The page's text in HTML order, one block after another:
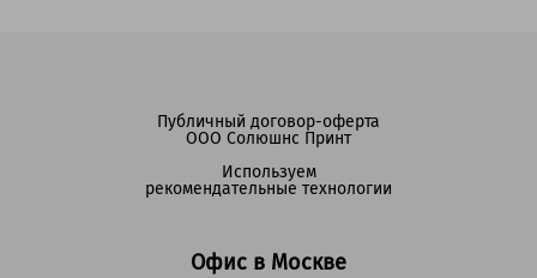
Офис в Москве
Публичный договор-оферта
ООО Солюшнс Принт
Используем
рекомендательные технологии